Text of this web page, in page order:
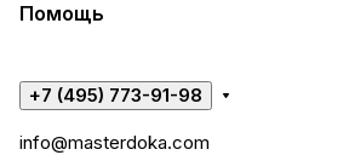
Помощь
+7 (495) 773-91-98
info@masterdoka.com